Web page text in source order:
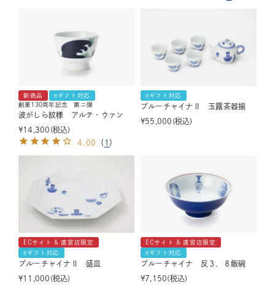
新商品
eギフト対応
創業130周年記念 第ニ弾
波がしら紋様 アルテ・ウァン
¥14,300 税込
4.00
（ 1 ）
eギフト対応
ブルーチャイナⅡ 玉露茶器揃
¥55,000 税込
ECサイト & 直営店限定
eギフト対応
ブルーチャイナⅡ 盛皿
¥11,000 税込
ECサイト & 直営店限定
eギフト対応
ブルーチャイナ 反３．８飯碗
¥7,150 税込